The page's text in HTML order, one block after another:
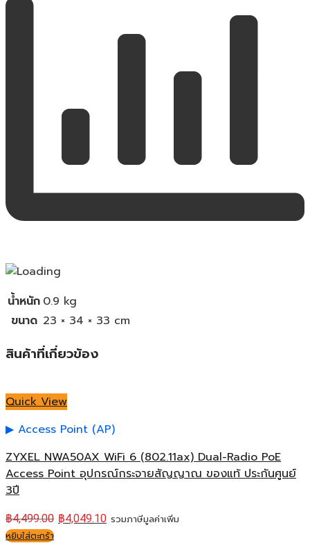
น้ำหนัก 0.9 kg
ขนาด 23 × 34 × 33 cm
สินค้าที่เกี่ยวข้อง
Quick View
Access Point (AP)
ZYXEL NWA50AX WiFi 6 (802.11ax) Dual-Radio PoE
Access Point อุปกรณ์กระจายสัญญาณ ของแท้ ประกันศูนย์
3ปี
฿4,499.00 ฿4,049.10 รวมภาษีมูลค่าเพิ่ม
หยิบใส่ตะกร้า